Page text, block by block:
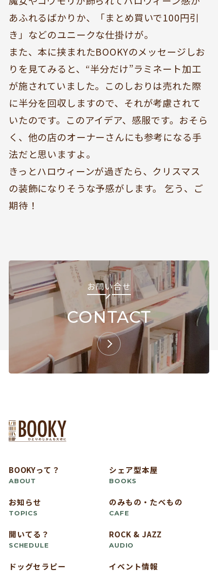
BOOKYって？
ABOUT
シェア型本屋
BOOKS
お知らせ
TOPICS
のみもの・たべもの
CAFE
SCHEDULE AUDIO
ドッグセラピー
KOKORO SUPPORT
イベント情報
Follow us
あふれるばかりか、「まとめ買いで100円引
き」などのユニークな仕掛けが。
また、本に挟まれたBOOKYのメッセージしお
りを見てみると、“半分だけ”ラミネート加工
が施されていました。このしおりは売れた際
に半分を回収しますので、それが考慮されて
いたのです。このアイデア、感服です。おそら
く、他の店のオーナーさんにも参考になる手
法だと思いますよ。
きっとハロウィーンが過ぎたら、クリスマス
の装飾になりそうな予感がします。 乞う、ご
期待！
お問い合せ
CONTACT
BOOKYって？
ABOUT
シェア型本屋
BOOKS
お知らせ
TOPICS
のみもの・たべもの
CAFE
開いてる？
SCHEDULE
ROCK & JAZZ
AUDIO
ドッグセラピー イベント情報